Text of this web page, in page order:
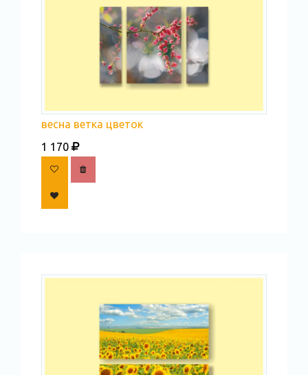
весна ветка цветок
1 170